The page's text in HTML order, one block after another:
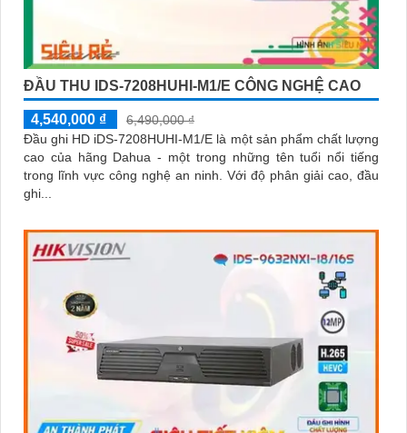
ĐẦU THU IDS-7208HUHI-M1/E CÔNG NGHỆ CAO
4,540,000 ₫
6,490,000 ₫
Đầu ghi HD iDS-7208HUHI-M1/E là một sản phẩm chất lượng
cao của hãng Dahua - một trong những tên tuổi nổi tiếng
trong lĩnh vực công nghệ an ninh. Với độ phân giải cao, đầu
ghi...